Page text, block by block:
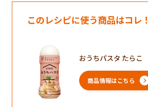
このレシピに使う商品はコレ！
おうちパスタ たらこ
商品情報はこちら